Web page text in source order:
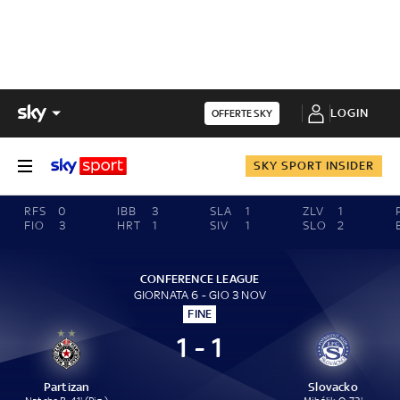
OFFERTE SKY LOGIN
SKY SPORT INSIDER
RFS
0
FIO
3
IBB
3
HRT
1
SLA
1
SIV
1
ZLV
1
SLO
2
CONFERENCE LEAGUE
GIORNATA 6 - GIO 3 NOV
FINE
Partizan
1 - 1
Slovacko